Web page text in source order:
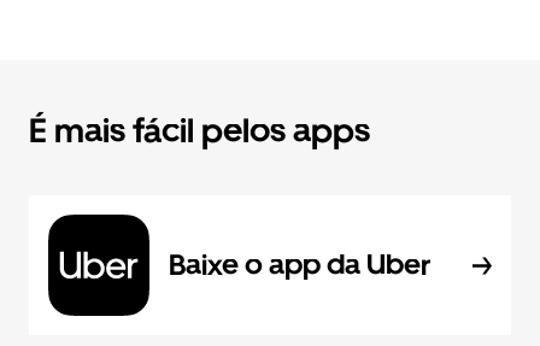
É mais fácil pelos apps
Baixe o app da Uber